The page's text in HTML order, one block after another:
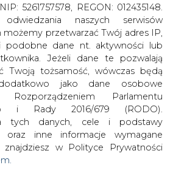
ZALOGUJ SIĘ
CIRE.TV
5261757578, REGON: 012435148.
naszych serwisów
przetwarzać Twój adres IP,
podobne dane nt. aktywności lub
Jeżeli dane te pozwalają
Twoją tożsamość, wówczas będą
jako dane osobowe
Parlamentu
i Rady 2016/679 (RODO).
tych danych, cele i podstawy
oraz inne informacje wymagane
w Polityce Prywatności